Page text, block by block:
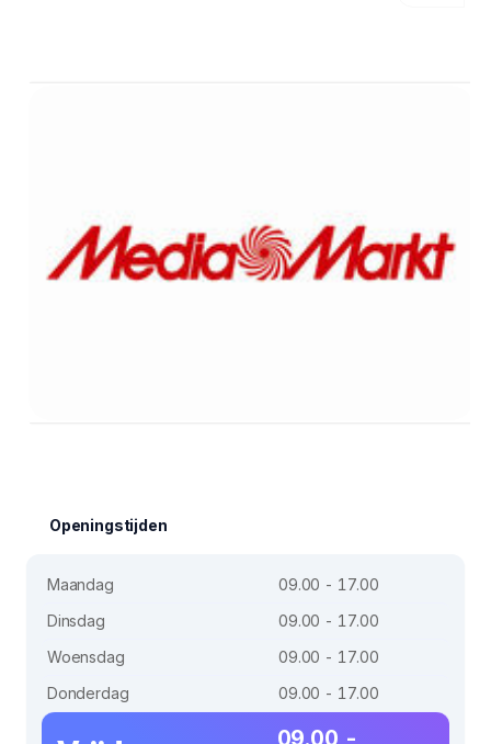
Openingstijden
Maandag
09.00 - 17.00
Dinsdag
09.00 - 17.00
Woensdag
09.00 - 17.00
Donderdag
09.00 - 17.00
09.00 -